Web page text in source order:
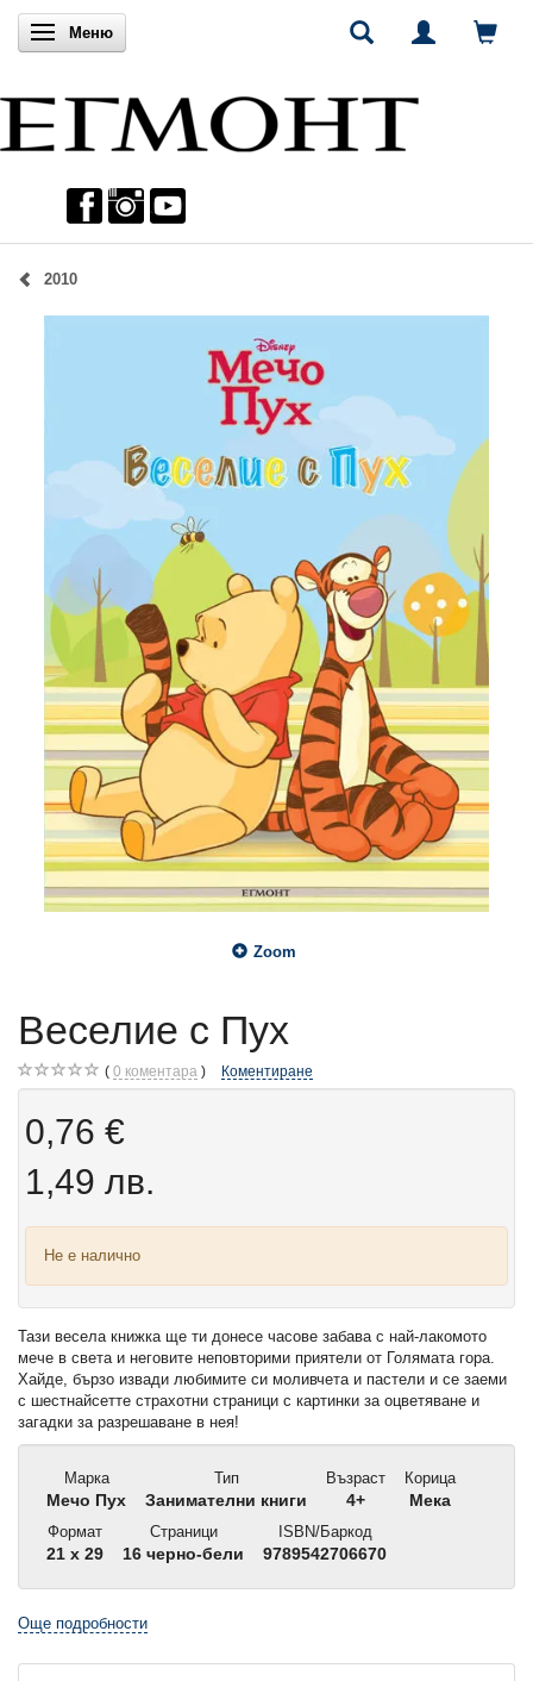
Включи навигацията
Меню
2010
Zoom
Веселие с Пух
0 коментара Коментиране
0,76 €
1,49 лв.
Не е налично
Тази весела книжка ще ти донесе часове забава с най-лакомото
мече в света и неговите неповторими приятели от Голямата гора.
Хайде, бързо извади любимите си моливчета и пастели и се заеми
с шестнайсетте страхотни страници с картинки за оцветяване и
загадки за разрешаване в нея!
Марка
Мечо Пух
Тип
Занимателни книги
Възраст
4+
Корица
Мека
Формат
21 x 29
Страници
16 черно-бели
ISBN/Баркод
9789542706670
Още подробности